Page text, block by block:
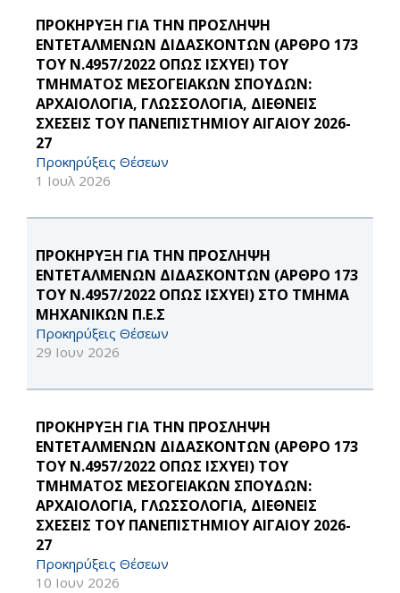
ΠΡΟΚΗΡΥΞΗ ΓΙΑ ΤΗΝ ΠΡΟΣΛΗΨΗ
ΕΝΤΕΤΑΛΜΕΝΩΝ ΔΙΔΑΣΚΟΝΤΩΝ (ΑΡΘΡΟ 173
ΤΟΥ Ν.4957/2022 ΟΠΩΣ ΙΣΧΥΕΙ) ΤΟΥ
ΤΜΗΜΑΤΟΣ ΜΕΣΟΓΕΙΑΚΩΝ ΣΠΟΥΔΩΝ:
ΑΡΧΑΙΟΛΟΓΙΑ, ΓΛΩΣΣΟΛΟΓΙΑ, ΔΙΕΘΝΕΙΣ
ΣΧΕΣΕΙΣ ΤΟΥ ΠΑΝΕΠΙΣΤΗΜΙΟΥ ΑΙΓΑΙΟΥ 2026-
27
Προκηρύξεις Θέσεων
1 Ιουλ 2026
ΠΡΟΚΗΡΥΞΗ ΓΙΑ ΤΗΝ ΠΡΟΣΛΗΨΗ
ΕΝΤΕΤΑΛΜΕΝΩΝ ΔΙΔΑΣΚΟΝΤΩΝ (ΑΡΘΡΟ 173
ΤΟΥ Ν.4957/2022 ΟΠΩΣ ΙΣΧΥΕΙ) ΣΤΟ ΤΜΗΜΑ
ΜΗΧΑΝΙΚΩΝ Π.Ε.Σ
Προκηρύξεις Θέσεων
29 Ιουν 2026
ΠΡΟΚΗΡΥΞΗ ΓΙΑ ΤΗΝ ΠΡΟΣΛΗΨΗ
ΕΝΤΕΤΑΛΜΕΝΩΝ ΔΙΔΑΣΚΟΝΤΩΝ (ΑΡΘΡΟ 173
ΤΟΥ Ν.4957/2022 ΟΠΩΣ ΙΣΧΥΕΙ) ΤΟΥ
ΤΜΗΜΑΤΟΣ ΜΕΣΟΓΕΙΑΚΩΝ ΣΠΟΥΔΩΝ:
ΑΡΧΑΙΟΛΟΓΙΑ, ΓΛΩΣΣΟΛΟΓΙΑ, ΔΙΕΘΝΕΙΣ
ΣΧΕΣΕΙΣ ΤΟΥ ΠΑΝΕΠΙΣΤΗΜΙΟΥ ΑΙΓΑΙΟΥ 2026-
27
Προκηρύξεις Θέσεων
10 Ιουν 2026